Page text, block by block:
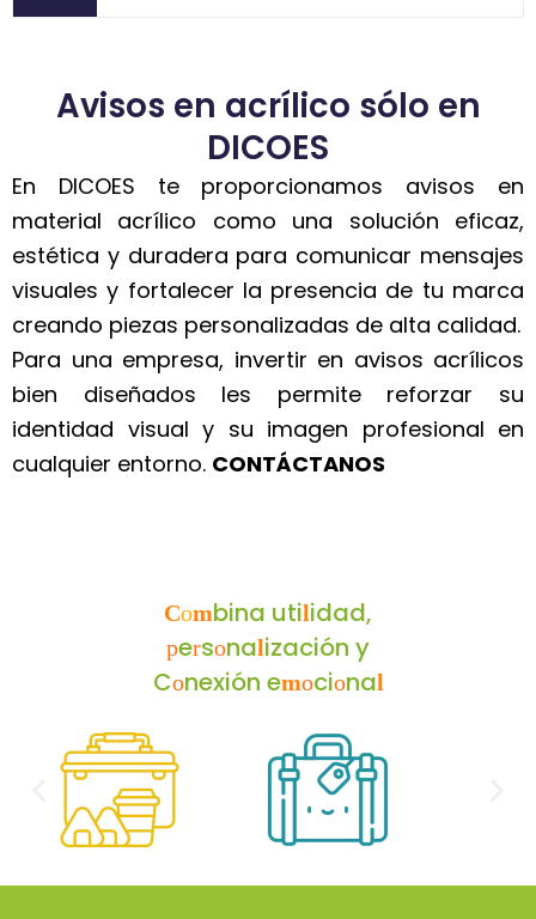
Avisos en acrílico sólo en
DICOES
En DICOES te proporcionamos avisos en
material acrílico como una solución eficaz,
estética y duradera para comunicar mensajes
visuales y fortalecer la presencia de tu marca
creando piezas personalizadas de alta calidad.
Para una empresa, invertir en avisos acrílicos
bien diseñados les permite reforzar su
identidad visual y su imagen profesional en
cualquier entorno. CONTÁCTANOS
Combina utilidad,
personalización y
Conexión emocional